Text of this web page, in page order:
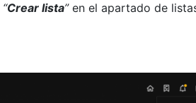
“Crear lista”en el apartado de